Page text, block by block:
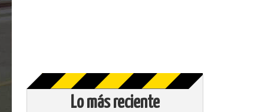
Lo más reciente